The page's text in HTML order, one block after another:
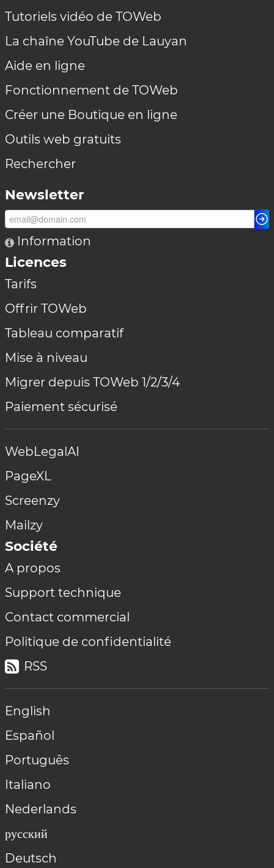
Tutoriels vidéo de TOWeb
La chaîne YouTube de Lauyan
Aide en ligne
Fonctionnement de TOWeb
Créer une Boutique en ligne
Outils web gratuits
Rechercher
Newsletter
Information
Licences
Tarifs
Offrir TOWeb
Tableau comparatif
Mise à niveau
Migrer depuis TOWeb 1/2/3/4
Paiement sécurisé
WebLegalAI
PageXL
Screenzy
Mailzy
Société
A propos
Support technique
Contact commercial
Politique de confidentialité
RSS
English
Español
Português
Italiano
Nederlands
русский
Deutsch